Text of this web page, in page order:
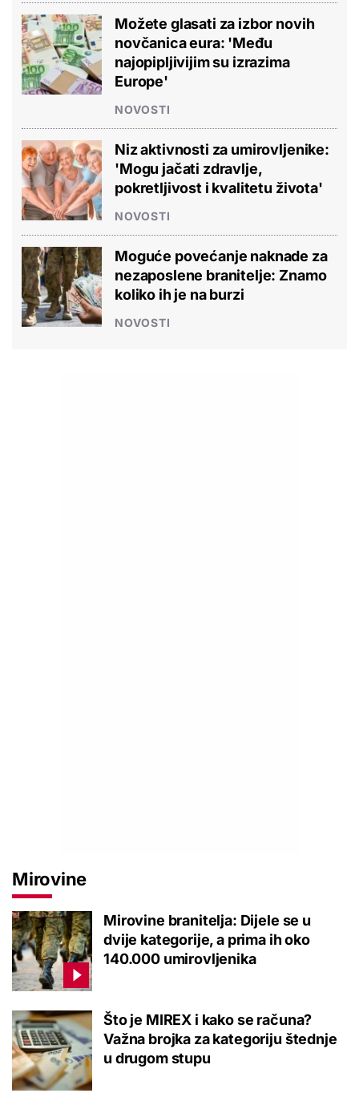
Možete glasati za izbor novih
novčanica eura: 'Među
najopipljivijim su izrazima
Europe'
NOVOSTI
Niz aktivnosti za umirovljenike:
'Mogu jačati zdravlje,
pokretljivost i kvalitetu života'
NOVOSTI
Moguće povećanje naknade za
nezaposlene branitelje: Znamo
koliko ih je na burzi
NOVOSTI
Mirovine
Mirovine branitelja: Dijele se u
dvije kategorije, a prima ih oko
140.000 umirovljenika
Što je MIREX i kako se računa?
Važna brojka za kategoriju štednje
u drugom stupu